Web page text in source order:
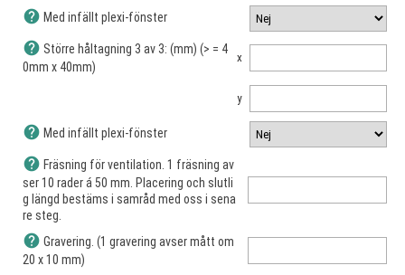
help Med infällt plexi-fönster
help Större håltagning 3 av 3: (mm) (> = 4
0mm x 40mm)
x
y
help Med infällt plexi-fönster
help Fräsning för ventilation. 1 fräsning av
ser 10 rader á 50 mm. Placering och slutli
g längd bestäms i samråd med oss i sena
re steg.
help Gravering. (1 gravering avser mått om
20 x 10 mm)